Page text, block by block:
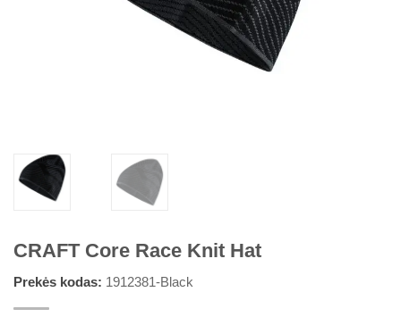
CRAFT Core Race Knit Hat
Prekės kodas: 1912381-Black